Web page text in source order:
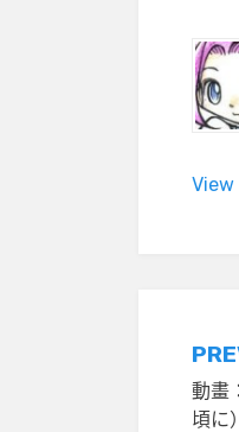
View
文
章
動畫
頃に